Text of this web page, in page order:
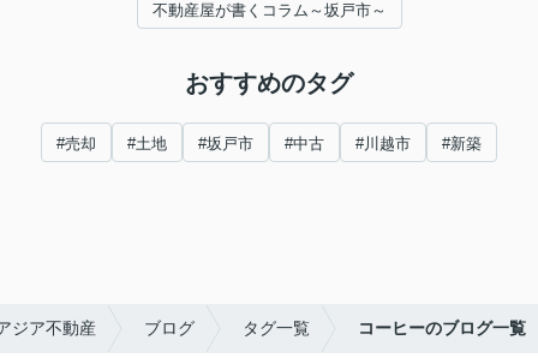
不動産屋が書くコラム～坂戸市～
おすすめのタグ
#売却 #土地 #坂戸市 #中古 #川越市 #新築
ジア不動産 ブログ タグ一覧 コーヒーのブログ一覧